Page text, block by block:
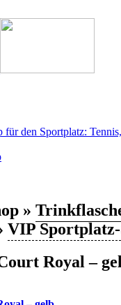
für den Sportplatz:
»
VIP
Royal –